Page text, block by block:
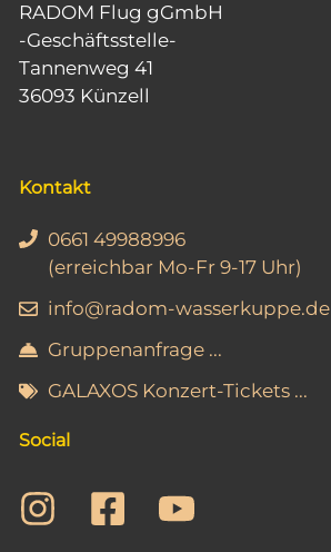
RADOM Flug gGmbH
-Geschäftsstelle-
Tannenweg 41
36093 Künzell
Kontakt
0661 49988996
(erreichbar Mo-Fr 9-17 Uhr)
info@radom-wasserkuppe.de
Gruppenanfrage ...
GALAXOS Konzert-Tickets ...
Social